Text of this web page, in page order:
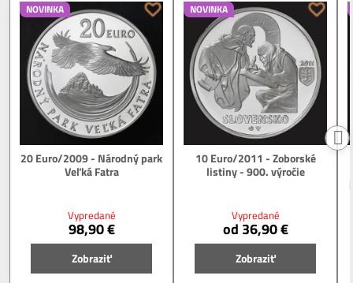
NOVINKA
20 Euro/2009 - Národný park
Veľká Fatra
Vypredané
98,90 €
Zobraziť
NOVINKA
10 Euro/2011 - Zoborské
listiny - 900. výročie
Vypredané
od 36,90 €
Zobraziť